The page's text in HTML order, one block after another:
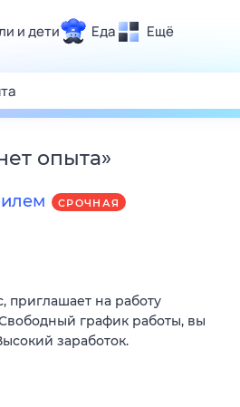
и дети Еда Ещё
и отдых
вместе
опыта»
СРОЧНАЯ
приглашает на работу
график работы, вы
заработок.